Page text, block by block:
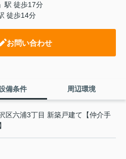
」駅 徒歩17分
徒歩14分
お問い合わせ
備条件 周辺環境
区六浦3丁目 新築戸建て【仲介手